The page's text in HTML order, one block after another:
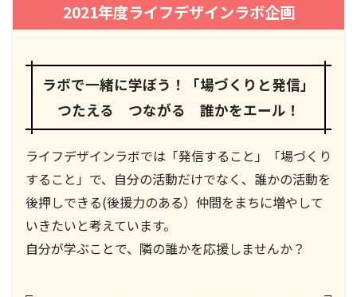
2021年度ライフデザインラボ企画
ラボで一緒に学ぼう！「場づくりと発信」
つたえる つながる 誰かをエール！
ライフデザインラボでは「発信すること」「場づくり
すること」で、自分の活動だけでなく、誰かの活動を
後押しできる(後援力のある）仲間をまちに増やして
いきたいと考えています。
自分が学ぶことで、隣の誰かを応援しませんか？